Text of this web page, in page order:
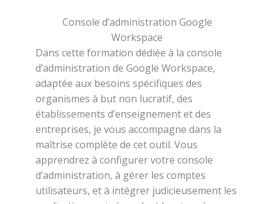
Console d’administration Google
Workspace
Dans cette formation dédiée à la console
d’administration de Google Workspace,
adaptée aux besoins spécifiques des
organismes à but non lucratif, des
établissements d’enseignement et des
entreprises, je vous accompagne dans la
maîtrise complète de cet outil. Vous
apprendrez à configurer votre console
d’administration, à gérer les comptes
utilisateurs, et à intégrer judicieusement les